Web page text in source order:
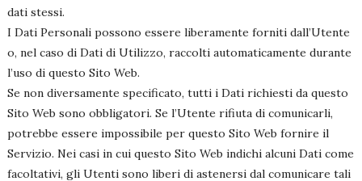
dati stessi.
I Dati Personali possono essere liberamente forniti dall’Utente
o, nel caso di Dati di Utilizzo, raccolti automaticamente durante
l’uso di questo Sito Web.
Se non diversamente specificato, tutti i Dati richiesti da questo
Sito Web sono obbligatori. Se l’Utente rifiuta di comunicarli,
potrebbe essere impossibile per questo Sito Web fornire il
Servizio. Nei casi in cui questo Sito Web indichi alcuni Dati come
facoltativi, gli Utenti sono liberi di astenersi dal comunicare tali